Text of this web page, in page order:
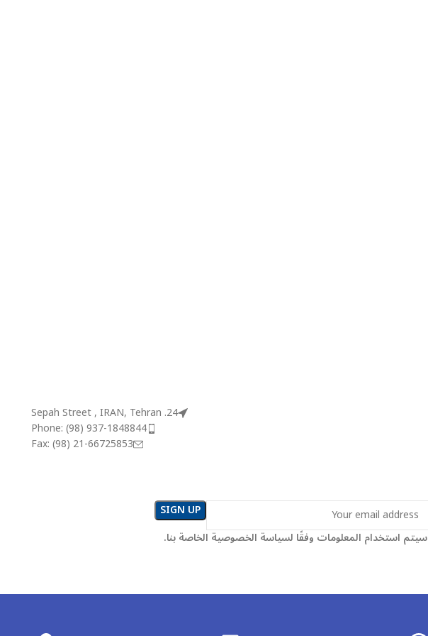
24. Sepah Street , IRAN, Tehran
Phone: (98) 937-1848844
Fax: (98) 21-66725853
سيتم استخدام المعلومات وفقًا لسياسة الخصوصية الخاصة بنا.